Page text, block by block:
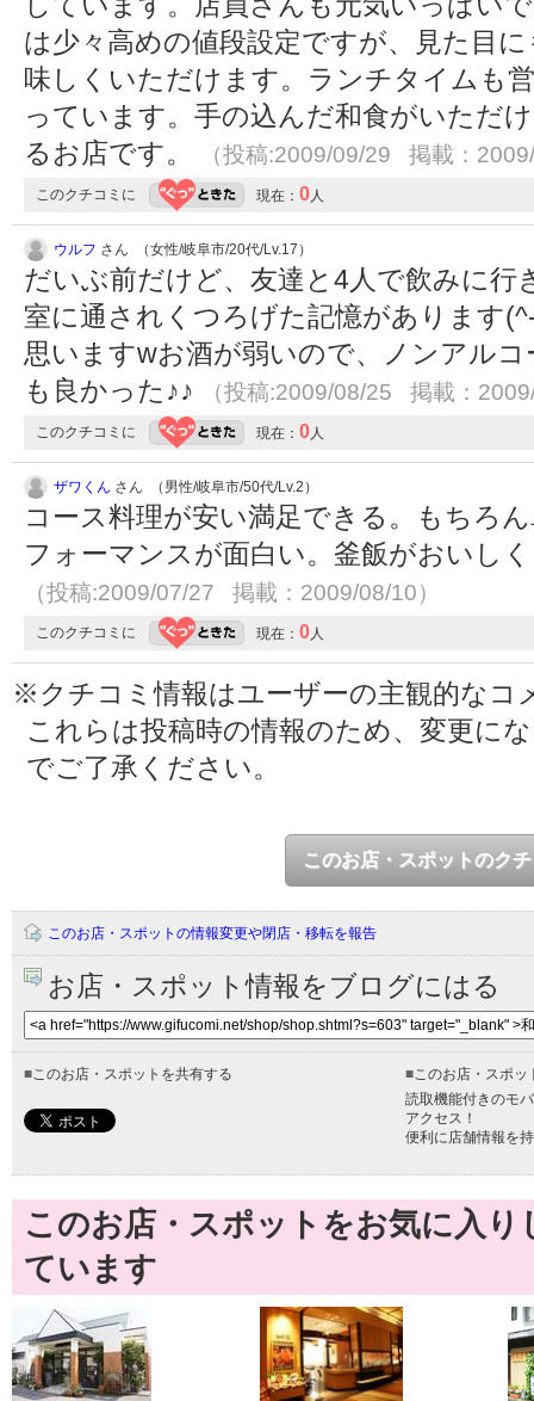
は少々高めの値段設定ですが、見た目
味しくいただけます。ランチタイムも
っています。手の込んだ和食がいただ
るお店です。
（投稿:2009/09/29 掲載：
このクチコミに 現在： 0人
ウルフ さん （女性/岐阜市/20代/Lv.17）
だいぶ前だけど、友達と4人で飲みに行
室に通されくつろげた記憶があります
思いますwお酒が弱いので、ノンアル
も良かった♪♪
（投稿:2009/08/25 掲載：
このクチコミに 現在： 0人
ザワくん さん （男性/岐阜市/50代/Lv.2）
コース料理が安い満足できる。もちろ
フォーマンスが面白い。釜飯がおいし
（投稿:2009/07/27 掲載：2009/08/10）
このクチコミに 現在： 0人
※クチコミ情報はユーザーの主観的なコ
これらは投稿時の情報のため、変更に
でご了承ください。
このお店・スポットのク
このお店・スポットの情報変更や閉店・移転を報告
お店・スポット情報をブログにはる
■このお店・スポットを共有する ■このお店・スポッ
読取機能付きのモ
アクセス！
便利に店舗情報を
このお店・スポットをお気に入
ています